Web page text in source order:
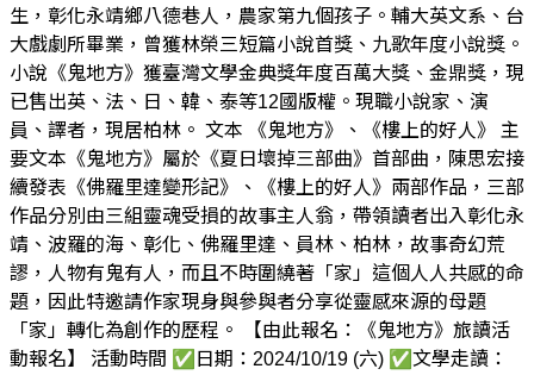
生，彰化永靖鄉八德巷人，農家第九個孩子。輔大英文系、台
大戲劇所畢業，曾獲林榮三短篇小說首獎、九歌年度小說獎。
小說《鬼地方》獲臺灣文學金典獎年度百萬大獎、金鼎獎，現
已售出英、法、日、韓、泰等12國版權。現職小說家、演
員、譯者，現居柏林。 文本 《鬼地方》、《樓上的好人》 主
要文本《鬼地方》屬於《夏日壞掉三部曲》首部曲，陳思宏接
續發表《佛羅里達變形記》、《樓上的好人》兩部作品，三部
作品分別由三組靈魂受損的故事主人翁，帶領讀者出入彰化永
靖、波羅的海、彰化、佛羅里達、員林、柏林，故事奇幻荒
謬，人物有鬼有人，而且不時圍繞著「家」這個人人共感的命
題，因此特邀請作家現身與參與者分享從靈感來源的母題
「家」轉化為創作的歷程。 【由此報名：《鬼地方》旅讀活
動報名】 活動時間 ✅日期：2024/10/19 (六) ✅文學走讀：